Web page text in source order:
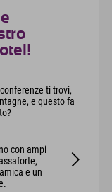
ti trovi,
e questo fa
con ampi
e un